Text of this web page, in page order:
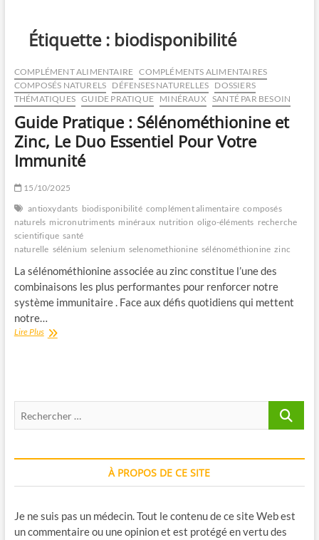
Étiquette : biodisponibilité
COMPLÉMENT ALIMENTAIRE COMPLÉMENTS ALIMENTAIRES
COMPOSÉS NATURELS DÉFENSES NATURELLES DOSSIERS
THÉMATIQUES GUIDE PRATIQUE MINÉRAUX SANTÉ PAR BESOIN
Guide Pratique : Sélénométhionine et
Zinc, Le Duo Essentiel Pour Votre
Immunité
15/10/2025
antioxydants biodisponibilité complément alimentaire composés
naturels micronutriments minéraux nutrition oligo-éléments recherche
scientifique santé
naturelle sélénium selenium selenomethionine sélénométhionine zinc
La sélénométhionine associée au zinc constitue l’une des
combinaisons les plus performantes pour renforcer notre
système immunitaire . Face aux défis quotidiens qui mettent
notre…
Lire PlusGuide
Duo
Votre
À PROPOS DE CE SITE
Je ne suis pas un médecin. Tout le contenu de ce site Web est
un commentaire ou une opinion et est protégé en vertu des